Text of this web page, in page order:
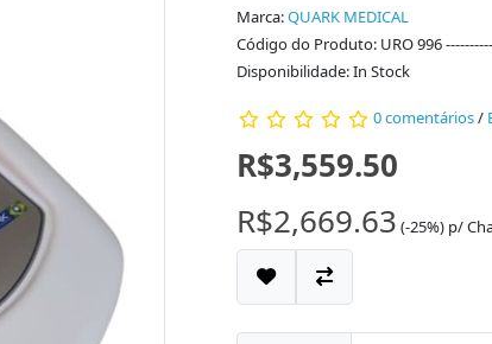
Marca:QUARK MEDICAL
Código do Produto: URO 996
Disponibilidade: In Stock
0 comentários/
R$3,559.50
R$2,669.63 (-25%) p/